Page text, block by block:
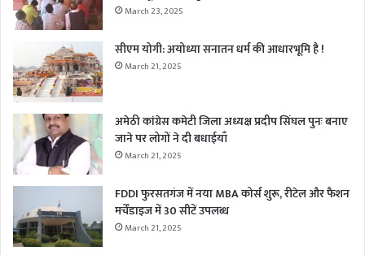
March 23, 2025
सीएम योगी: अयोध्या सनातन धर्म की आधारभूमि है !
March 21, 2025
अमेठी कांग्रेस कमेटी जिला अध्यक्ष प्रदीप सिंघल पुनः बनाए
जाने पर लोगों ने दी बधाईयाँ
March 21, 2025
FDDI फुरसतगंज में नया MBA कोर्स शुरू, रीटेल और फैशन
मर्चेंडाइज में 30 सीटें उपलब्ध
March 21, 2025